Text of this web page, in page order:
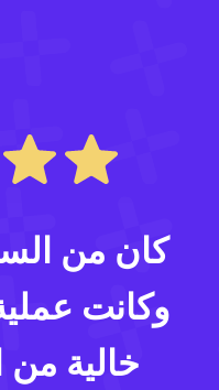
خالية